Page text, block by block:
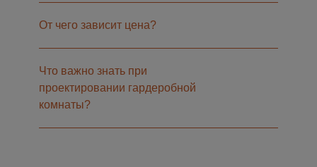
От чего зависит цена?
Что важно знать при
проектировании гардеробной
комнаты?